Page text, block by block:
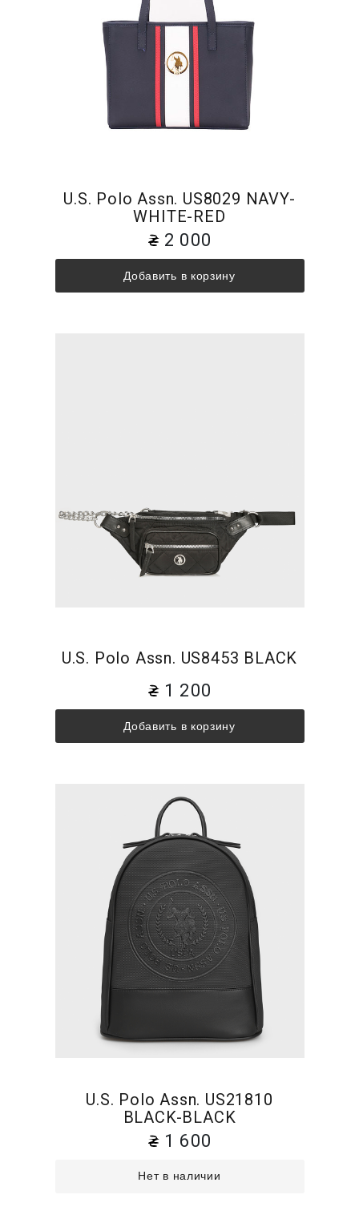
U.S. Polo Assn. US8029 NAVY-
WHITE-RED
2 000
Добавить в корзину
U.S. Polo Assn. US8453 BLACK
1 200
Добавить в корзину
U.S. Polo Assn. US21810
BLACK-BLACK
1 600
Нет в наличии